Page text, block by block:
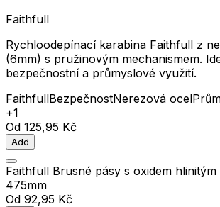
Faithfull
Rychloodepínací karabina Faithfull z
(6mm) s pružinovým mechanismem.
bezpečnostní a průmyslové využití.
FaithfullBezpečnostNerezová ocel
+1
Od 125,95 Kč
Add
Faithfull Brusné pásy s oxidem
475mm
Od 92,95 Kč